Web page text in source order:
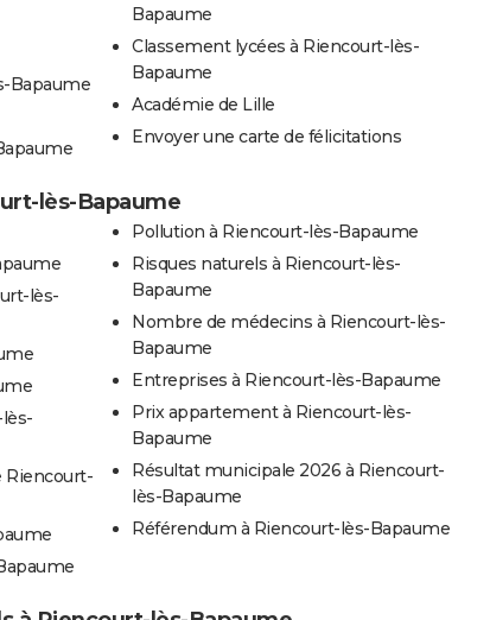
Bapaume
Bapaume
Classement lycées à Riencourt-lès-
Bapaume
Académie de Lille
Envoyer une carte de félicitations
lès-Bapaume
lès-
Riencourt-
Pollution à Riencourt-lès-Bapaume
Risques naturels à Riencourt-lès-
Bapaume
Nombre de médecins à Riencourt-lès-
Bapaume
Entreprises à Riencourt-lès-Bapaume
Prix appartement à Riencourt-lès-
Bapaume
Résultat municipale 2026 à Riencourt-
lès-Bapaume
Référendum à Riencourt-lès-Bapaume